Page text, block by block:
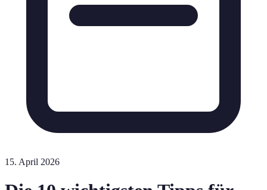
15. April 2026